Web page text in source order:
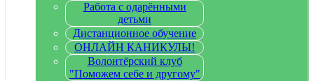
Работа с одарёнными
детьми
Дистанционное обучение
ОНЛАЙН КАНИКУЛЫ!
Волонтёрский клуб
"Поможем себе и другому"